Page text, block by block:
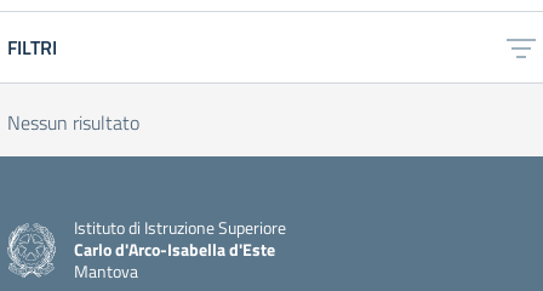
FILTRI
Nessun risultato
Istituto di Istruzione Superiore
Carlo d'Arco-Isabella d'Este
Mantova